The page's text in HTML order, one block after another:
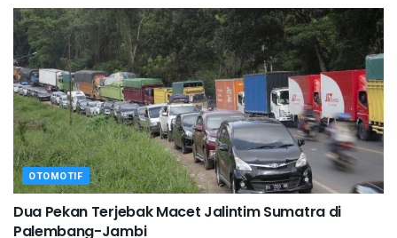
OTOMOTIF
Dua Pekan Terjebak Macet Jalintim Sumatra di
Palembang-Jambi